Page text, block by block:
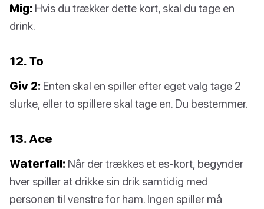
Mig: Hvis du trækker dette kort, skal du tage en
drink.
12. To
Giv 2: Enten skal en spiller efter eget valg tage 2
slurke, eller to spillere skal tage en. Du bestemmer.
13. Ace
Waterfall: Når der trækkes et es-kort, begynder
hver spiller at drikke sin drik samtidig med
personen til venstre for ham. Ingen spiller må